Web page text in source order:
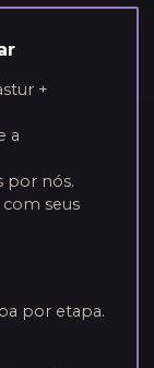
+
a
por nós.
seus
por etapa.